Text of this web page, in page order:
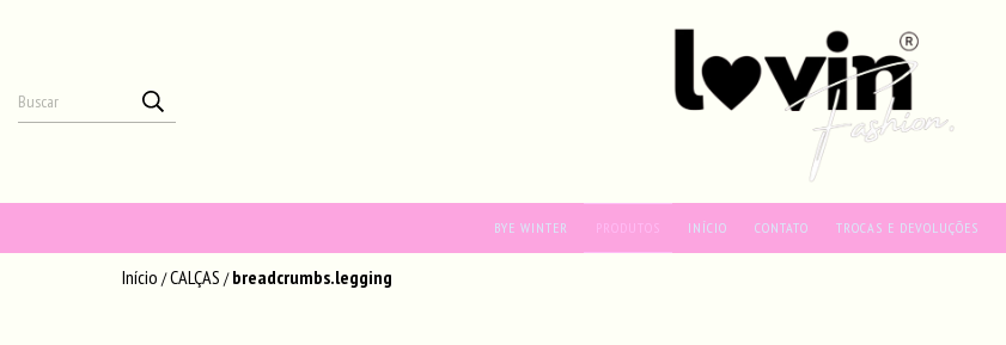
BYE WINTER INÍCIO CONTATO TROCAS E DEVOLUÇÕES
Início /CALÇAS / breadcrumbs.legging